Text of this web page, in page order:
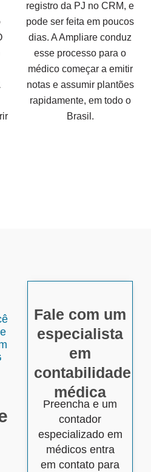
registro da PJ no CRM, e
pode ser feita em poucos
dias. A Ampliare conduz
esse processo para o
médico começar a emitir
notas e assumir plantões
rapidamente, em todo o
Brasil.
Fale com um
especialista
em
contabilidade
médica
Preencha e um
contador
especializado em
médicos entra
em contato para